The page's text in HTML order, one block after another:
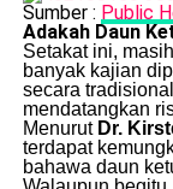
Sumber : Public
Adakah Daun
Setakat ini,
banyak kajian
secara
mendatangkan
Menurut Dr.
terdapat
bahawa daun